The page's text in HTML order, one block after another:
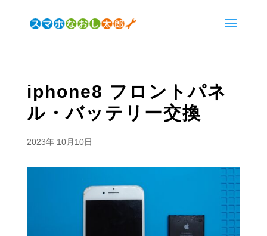
iphone8 フロントパネ
ル・バッテリー交換
2023年 10月10日